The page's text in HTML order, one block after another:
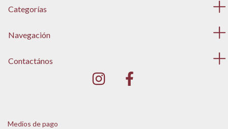
Categorías
Navegación
Contactános
Medios de pago